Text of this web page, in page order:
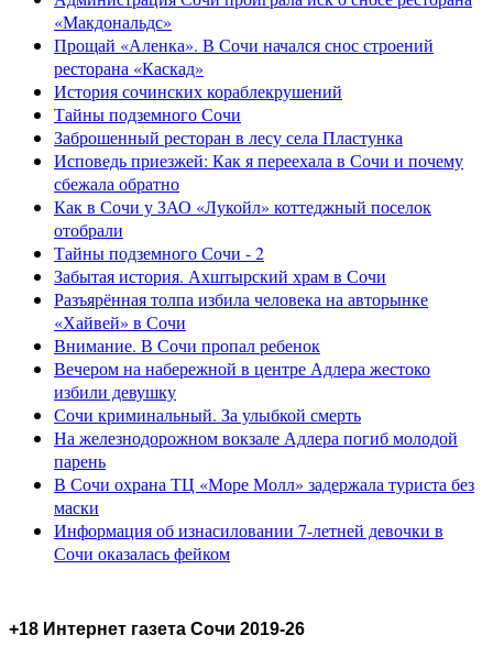
«Макдональдс»
Прощай «Аленка». В Сочи начался снос строений
ресторана «Каскад»
История сочинских кораблекрушений
Тайны подземного Сочи
Заброшенный ресторан в лесу села Пластунка
Исповедь приезжей: Как я переехала в Сочи и почему
сбежала обратно
Как в Сочи у ЗАО «Лукойл» коттеджный поселок
отобрали
Тайны подземного Сочи - 2
Забытая история. Ахштырский храм в Сочи
Разъярённая толпа избила человека на авторынке
«Хайвей» в Сочи
Внимание. В Сочи пропал ребенок
Вечером на набережной в центре Адлера жестоко
избили девушку
Сочи криминальный. За улыбкой смерть
На железнодорожном вокзале Адлера погиб молодой
парень
В Сочи охрана ТЦ «Море Молл» задержала туриста без
маски
Информация об изнасиловании 7-летней девочки в
Сочи оказалась фейком
+18 Интернет газета Сочи 2019-26